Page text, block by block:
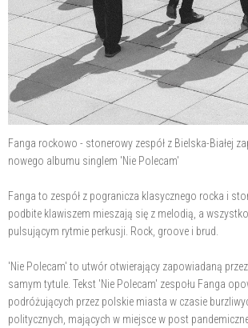
Fanga rockowo - stonerowy zespół z Bielska-Białej
nowego albumu singlem 'Nie Polecam'
Fanga to zespół z pogranicza klasycznego rocka i
podbite klawiszem mieszają się z melodią, a
pulsującym rytmie perkusji. Rock, groove i brud.
'Nie Polecam' to utwór otwierający zapowiadaną przez
samym tytule. Tekst 'Nie Polecam' zespołu Fanga
podróżujących przez polskie miasta w czasie
politycznych, mających w miejsce w post